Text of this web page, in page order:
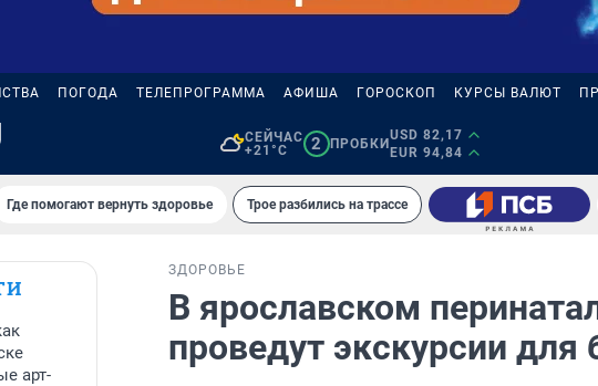
ПОГОДА ТЕЛЕПРОГРАММА АФИША ГОРОСКОП КУРСЫ ВАЛЮТ
СЕЙЧАС
+21°C
2 ПРОБКИ
USD 82,17
EUR 94,84
Где помогают вернуть здоровье Трое разбились на трассе
арт-
ЗДОРОВЬЕ
В ярославском
проведут экскурсии